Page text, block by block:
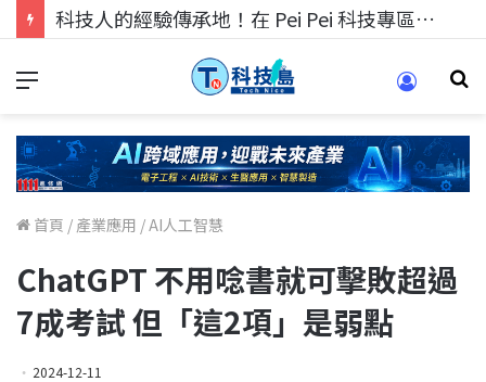
科技人的經驗傳承地！在 Pei Pei 科技專區，與學弟妹交流最硬核的技術
首頁 / 產業應用 /AI人工智慧
ChatGPT 不用唸書就可擊敗超過
7成考試 但「這2項」是弱點
2024-12-11